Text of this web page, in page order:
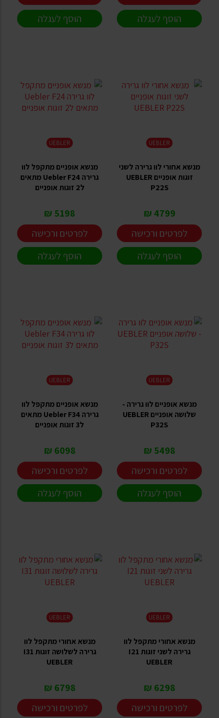
הוסף לעגלה
הוסף לעגלה
UEBLER
מנשא אחורי לוו גרירה לשני
זוגות אופניים UEBLER
P22S
4799 ₪
לפרטים ורכישה
הוסף לעגלה
UEBLER
מנשא אופניים מתקפל לוו
גרירה Uebler F24 מתאים
ל2 זוגות אופניים
5198 ₪
לפרטים ורכישה
הוסף לעגלה
UEBLER
מנשא אופניים לוו גרירה -
שלושה אופניים UEBLER
P32S
5498 ₪
לפרטים ורכישה
הוסף לעגלה
UEBLER
מנשא אופניים מתקפל לוו
גרירה Uebler F34 מתאים
ל3 זוגות אופניים
6098 ₪
לפרטים ורכישה
הוסף לעגלה
UEBLER
מנשא אחורי מתקפל לוו
גרירה לשני זוגות I21
UEBLER
6298 ₪
לפרטים ורכישה
UEBLER
מנשא אחורי מתקפל לוו
גרירה לשלושה זוגות I31
UEBLER
6798 ₪
לפרטים ורכישה